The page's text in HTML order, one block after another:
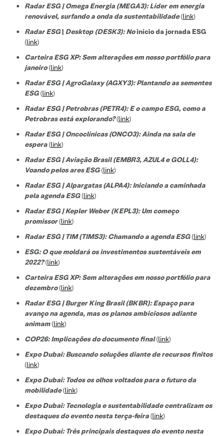
Radar ESG | Omega Energia (MEGA3): Líder em energia
renovável, surfando a onda da sustentabilidade(link)
Radar ESG| Desktop (DESK3): Noinício da jornada ESG
(link)
Carteira ESG XP: Sem alterações em nosso portfólio para
janeiro(link)
Radar ESG | AgroGalaxy (AGXY3): Plantando as sementes
ESG(link)
Radar ESG | Petrobras (PETR4): E o campo ESG, como a
Petrobras está explorando?(link)
Radar ESG | Oncoclínicas (ONCO3): Ainda na sala de
espera(link)
Radar ESG | Aviação Brasil (EMBR3, AZUL4 e GOLL4):
Voando pelos ares ESG(link)
Radar ESG | Alpargatas (ALPA4): Iniciando a caminhada
pela agenda ESG(link)
Radar ESG | Kepler Weber (KEPL3): Um começo
promissor(link)
Radar ESG | TIM (TIMS3): Chamando a agenda ESG(link)
ESG: O que moldará os investimentos sustentáveis em
2022?(link)
Carteira ESG XP: Sem alterações em nosso portfólio para
dezembro(link)
Radar ESG | Burger King Brasil (BKBR): Espaço para
avanço na agenda, mas os planos ambiciosos adiante
animam(link)
COP26: Implicações do documento final(link)
Expo Dubai: Buscando soluções diante de recursos finitos
(link)
Expo Dubai: Todos os olhos voltados para o futuro da
mobilidade(link)
Expo Dubai: Tecnologia e sustentabilidade centralizam os
destaques do evento nesta terça-feira(link)
Expo Dubai: Três principais destaques do evento nesta